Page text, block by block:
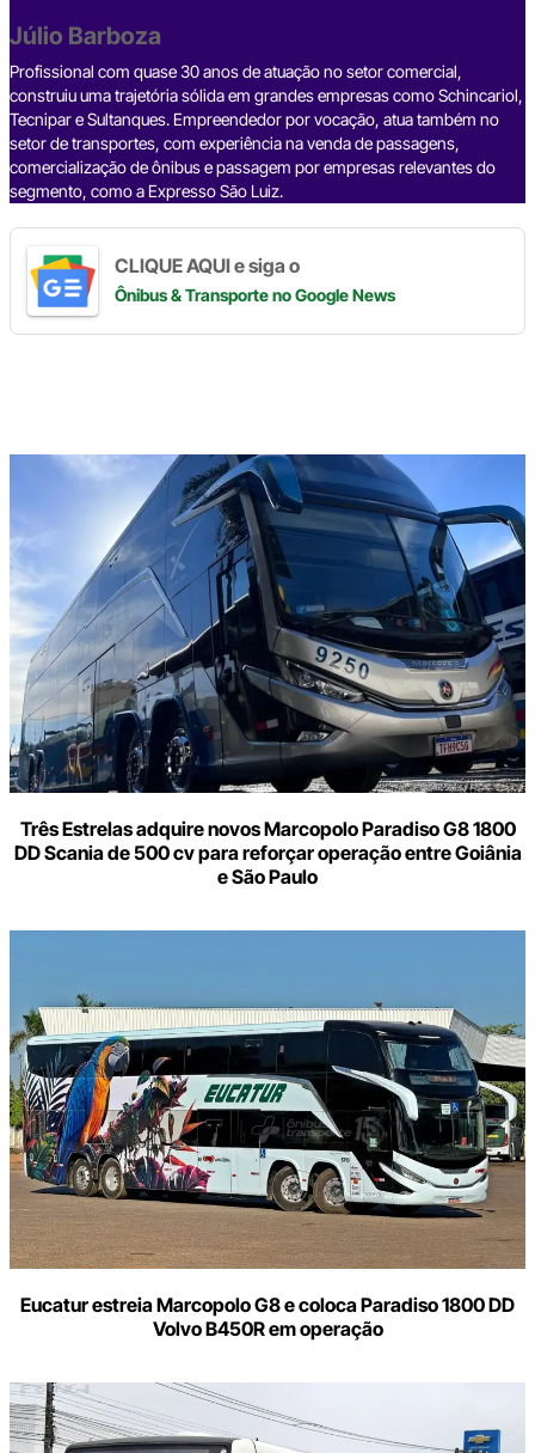
o
k
Júlio Barboza
Profissional com quase 30 anos de atuação no setor comercial,
construiu uma trajetória sólida em grandes empresas como Schincariol,
Tecnipar e Sultanques. Empreendedor por vocação, atua também no
setor de transportes, com experiência na venda de passagens,
comercialização de ônibus e passagem por empresas relevantes do
segmento, como a Expresso São Luiz.
CLIQUE AQUI e siga o
Ônibus & Transporteno Google News
Três Estrelas adquire novos Marcopolo Paradiso G8 1800
DD Scania de 500 cv para reforçar operação entre Goiânia
e São Paulo
Eucatur estreia Marcopolo G8 e coloca Paradiso 1800 DD
Volvo B450R em operação
seu
mail